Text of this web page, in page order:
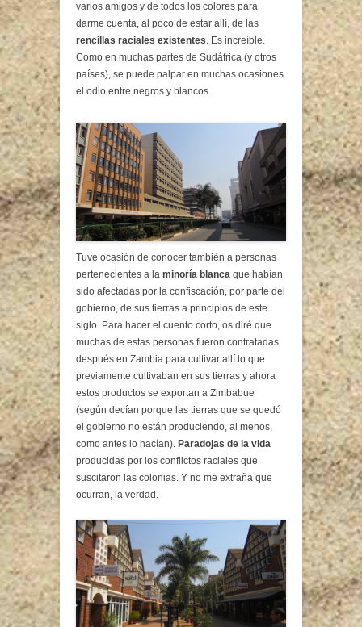
varios amigos y de todos los colores para
darme cuenta, al poco de estar allí, de las
rencillas raciales existentes. Es increíble.
Como en muchas partes de Sudáfrica (y otros
países), se puede palpar en muchas ocasiones
el odio entre negros y blancos.
Tuve ocasión de conocer también a personas
pertenecientes a la minoría blanca que habían
sido afectadas por la confiscación, por parte del
gobierno, de sus tierras a principios de este
siglo. Para hacer el cuento corto, os diré que
muchas de estas personas fueron contratadas
después en Zambia para cultivar allí lo que
previamente cultivaban en sus tierras y ahora
estos productos se exportan a Zimbabue
(según decían porque las tierras que se quedó
el gobierno no están produciendo, al menos,
como antes lo hacían). Paradojas de la vida
producidas por los conflictos raciales que
suscitaron las colonias. Y no me extraña que
ocurran, la verdad.